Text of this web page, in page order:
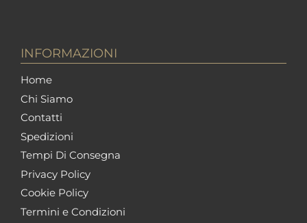
INFORMAZIONI
Home
Chi Siamo
Contatti
Spedizioni
Tempi Di Consegna
Privacy Policy
Cookie Policy
Termini e Condizioni